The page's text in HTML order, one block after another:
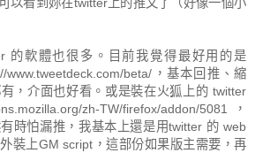
的軟體也很多。目前我覺得最好用的是
www.tweetdeck.com/beta/，基本回推、縮
，介面也好看。或是裝在火狐上的 twitter
zh-TW/firefox/addon/5081 ，
時怕漏推，我基本上還是用twitter 的 web
裝上GM script，這部份如果版主需要，再